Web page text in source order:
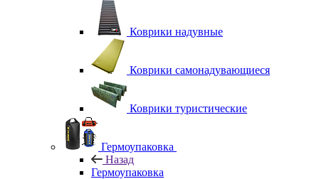
Коврики надувные
Коврики самонадувающиеся
Коврики туристические
Гермоупаковка
Назад
Гермоупаковка